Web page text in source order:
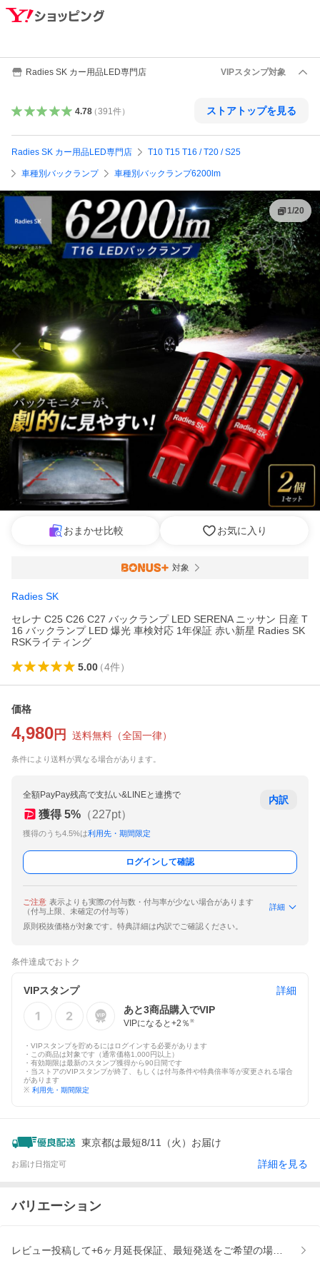
Radies SK カー用品LED専門店 VIPスタンプ対象
4.78（391件） ストアトップを見る
Radies SK カー用品LED専門店 T10 T15 T16 / T20 / S25
車種別バックランプ 車種別バックランプ6200lm
1/20
おまかせ比較 お気に入り
対象
Radies SK
セレナ C25 C26 C27 バックランプ LED SERENA ニッサン 日産 T
16 バックランプ LED 爆光 車検対応 1年保証 赤い新星 Radies SK
RSKライティング
5.00（4件）
価格
4,980 円 送料無料 （全国一律）
条件により送料が異なる場合があります。
全額PayPay残高で支払い&LINEと連携で
獲得 5% （227pt）
獲得のうち4.5%は利用先・期間限定
内訳
ログインして確認
ご注意 表示よりも実際の付与数・付与率が少ない場合があります
（付与上限、未確定の付与等）
詳細
原則税抜価格が対象です。特典詳細は内訳でご確認ください。
条件達成でおトク
VIPスタンプ
詳細
あと3商品購入でVIP
VIPになると+2 ％ ※
・VIPスタンプを貯めるにはログインする必要があります
・この商品は対象です（通常価格1,000円以上）
・有効期限は最新のスタンプ獲得から90日間です
・当ストアのVIPスタンプが終了、もしくは付与条件や特典倍率等が変更される場合
があります
※ 利用先・期間限定
東京都は最短8/11（火）お届け
お届け日指定可 詳細を見る
バリエーション
レビュー投稿して+6ヶ月延長保証、最短発送をご希望の場合は、日